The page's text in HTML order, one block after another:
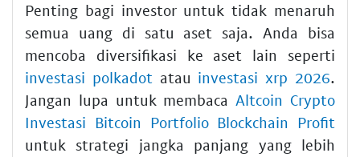
Penting bagi investor untuk tidak menaruh
semua uang di satu aset saja. Anda bisa
mencoba diversifikasi ke aset lain seperti
investasi polkadot atau investasi xrp 2026.
Jangan lupa untuk membaca Altcoin Crypto
Investasi Bitcoin Portfolio Blockchain Profit
untuk strategi jangka panjang yang lebih